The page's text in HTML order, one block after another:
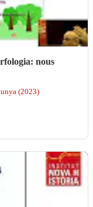
nous
(2023)